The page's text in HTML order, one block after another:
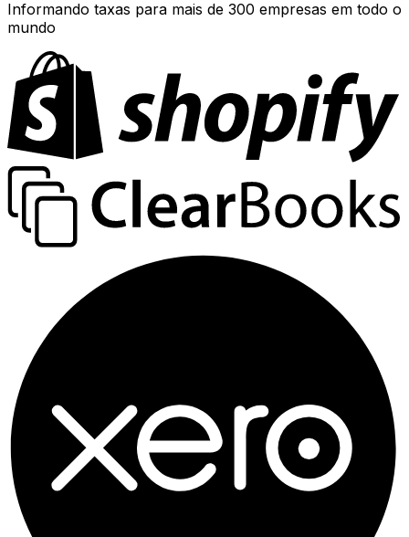
Informando taxas para mais de 300 empresas em todo o
mundo